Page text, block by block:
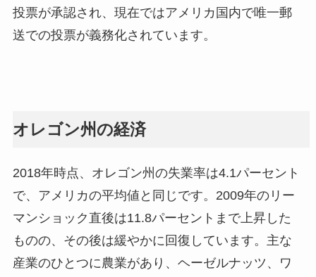
投票が承認され、現在ではアメリカ国内で唯一郵
送での投票が義務化されています。
オレゴン州の経済
2018年時点、オレゴン州の失業率は4.1パーセント
で、アメリカの平均値と同じです。2009年のリー
マンショック直後は11.8パーセントまで上昇した
ものの、その後は緩やかに回復しています。主な
産業のひとつに農業があり、ヘーゼルナッツ、ワ